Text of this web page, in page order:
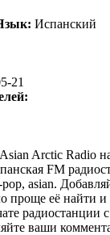
Испанский
21
Arctic Radio
FM
asian.
проще её найти и
радиостанции
ваши